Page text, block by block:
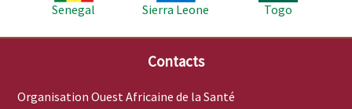
Senegal
Sierra Leone
Togo
Contacts
Organisation Ouest Africaine de la Santé